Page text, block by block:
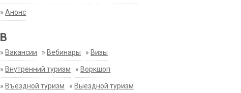
»Анонс
В
» Вакансии » Вебинары » Визы
» Внутренний туризм » Воркшоп
» Въездной туризм » Выездной туризм